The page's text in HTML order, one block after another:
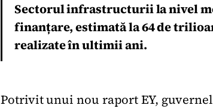
Sectorul infrastructurii la nivel
finanțare, estimată la 64 de
realizate în ultimii ani.
Potrivit unui nou raport EY,